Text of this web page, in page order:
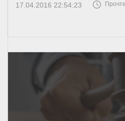
17.04.2016 22:54:23